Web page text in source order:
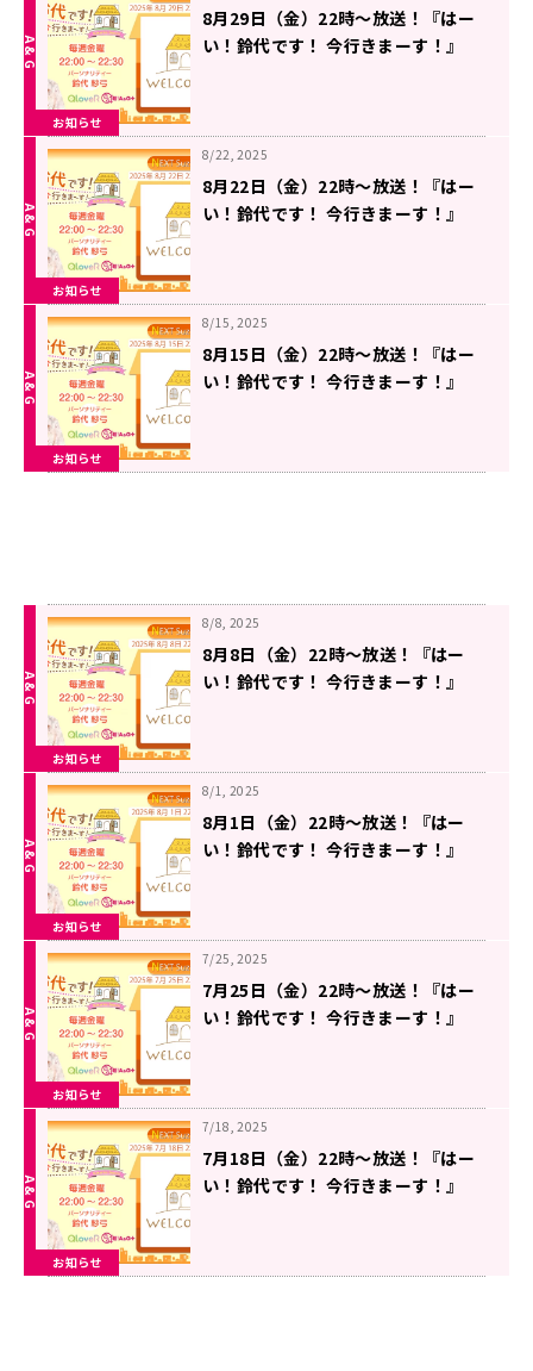
お知らせ
8月29日（金）22時～放送！『はー
い！鈴代です！ 今行きまーす！』
お知らせ
8/22, 2025
8月22日（金）22時～放送！『はー
い！鈴代です！ 今行きまーす！』
お知らせ
8/15, 2025
8月15日（金）22時～放送！『はー
い！鈴代です！ 今行きまーす！』
お知らせ
8/8, 2025
8月8日（金）22時～放送！『はー
い！鈴代です！ 今行きまーす！』
お知らせ
8/1, 2025
8月1日（金）22時～放送！『はー
い！鈴代です！ 今行きまーす！』
お知らせ
7/25, 2025
7月25日（金）22時～放送！『はー
い！鈴代です！ 今行きまーす！』
お知らせ
7/18, 2025
7月18日（金）22時～放送！『はー
い！鈴代です！ 今行きまーす！』